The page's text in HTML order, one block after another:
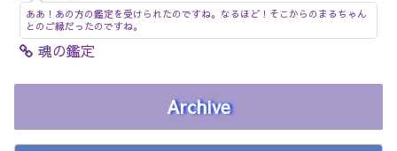
ああ！あの方の鑑定を受けられたのですね。なるほど！そこからのまるちゃん
とのご縁だったのですね。
魂の鑑定
Archive